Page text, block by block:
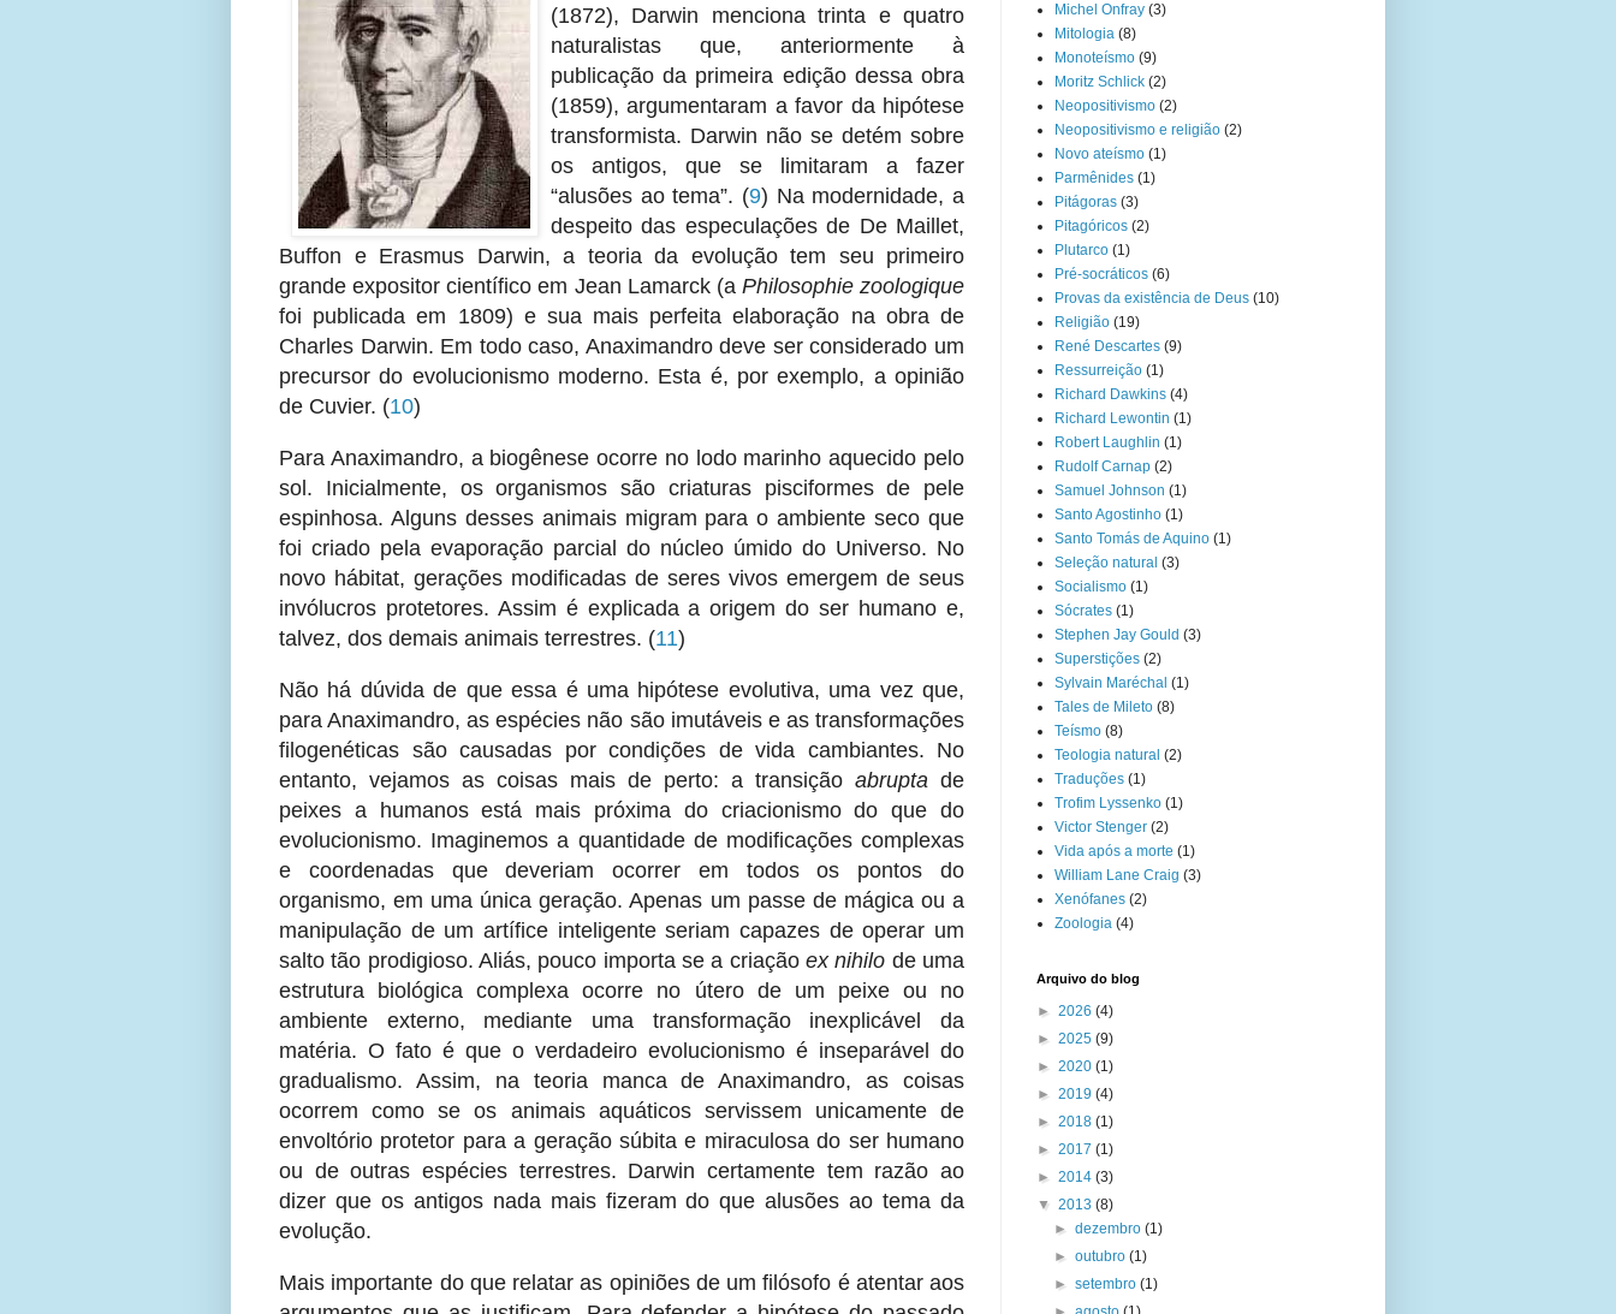
(1872), Darwin menciona trinta e quatro
naturalistas que, anteriormente à
publicação da primeira edição dessa obra
(1859), argumentaram a favor da hipótese
transformista. Darwin não se detém sobre
os antigos, que se limitaram a fazer
“alusões ao tema”. (9) Na modernidade, a
despeito das especulações de De Maillet,
Buffon e Erasmus Darwin, a teoria da evolução tem seu primeiro
grande expositor científico em Jean Lamarck (a Philosophie zoologique
foi publicada em 1809) e sua mais perfeita elaboração na obra de
Charles Darwin. Em todo caso, Anaximandro deve ser considerado um
precursor do evolucionismo moderno. Esta é, por exemplo, a opinião
de Cuvier. (10)
Para Anaximandro, a biogênese ocorre no lodo marinho aquecido pelo
sol. Inicialmente, os organismos são criaturas pisciformes de pele
espinhosa. Alguns desses animais migram para o ambiente seco que
foi criado pela evaporação parcial do núcleo úmido do Universo. No
novo hábitat, gerações modificadas de seres vivos emergem de seus
invólucros protetores. Assim é explicada a origem do ser humano e,
talvez, dos demais animais terrestres. (11)
Não há dúvida de que essa é uma hipótese evolutiva, uma vez que,
para Anaximandro, as espécies não são imutáveis e as transformações
filogenéticas são causadas por condições de vida cambiantes. No
entanto, vejamos as coisas mais de perto: a transição abrupta de
peixes a humanos está mais próxima do criacionismo do que do
evolucionismo. Imaginemos a quantidade de modificações complexas
e coordenadas que deveriam ocorrer em todos os pontos do
organismo, em uma única geração. Apenas um passe de mágica ou a
manipulação de um artífice inteligente seriam capazes de operar um
salto tão prodigioso. Aliás, pouco importa se a criação ex nihilo de uma
estrutura biológica complexa ocorre no útero de um peixe ou no
ambiente externo, mediante uma transformação inexplicável da
matéria. O fato é que o verdadeiro evolucionismo é inseparável do
gradualismo. Assim, na teoria manca de Anaximandro, as coisas
ocorrem como se os animais aquáticos servissem unicamente de
envoltório protetor para a geração súbita e miraculosa do ser humano
ou de outras espécies terrestres. Darwin certamente tem razão ao
dizer que os antigos nada mais fizeram do que alusões ao tema da
evolução.
Mais importante do que relatar as opiniões de um filósofo é atentar aos
Michel Onfray (3)
Mitologia (8)
Monoteísmo (9)
Moritz Schlick (2)
Neopositivismo (2)
Neopositivismo e religião (2)
Novo ateísmo (1)
Parmênides (1)
Pitágoras (3)
Pitagóricos (2)
Plutarco (1)
Pré-socráticos (6)
Provas da existência de Deus (10)
Religião (19)
René Descartes (9)
Ressurreição (1)
Richard Dawkins (4)
Richard Lewontin (1)
Robert Laughlin (1)
Rudolf Carnap (2)
Samuel Johnson (1)
Santo Agostinho (1)
Santo Tomás de Aquino (1)
Seleção natural (3)
Socialismo (1)
Sócrates (1)
Stephen Jay Gould (3)
Superstições (2)
Sylvain Maréchal (1)
Tales de Mileto (8)
Teísmo (8)
Teologia natural (2)
Traduções (1)
Trofim Lyssenko (1)
Victor Stenger (2)
Vida após a morte (1)
William Lane Craig (3)
Xenófanes (2)
Zoologia (4)
Arquivo do blog
► 2026 (4)
► 2025 (9)
► 2020 (1)
► 2019 (4)
► 2018 (1)
► 2017 (1)
► 2014 (3)
▼ 2013 (8)
►dezembro(1)
►outubro(1)
►setembro(1)